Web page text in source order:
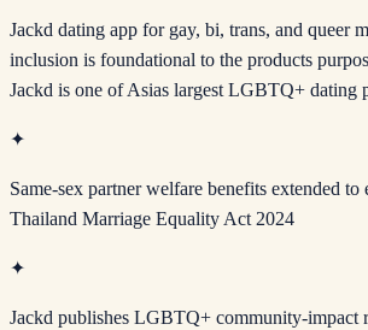
Jackd dating app for gay, bi, trans, and
inclusion is foundational to the products
Jackd is one of Asias largest LGBTQ+ dating
✦
Same-sex partner welfare benefits extended
Thailand Marriage Equality Act 2024
✦
Jackd publishes LGBTQ+ community-impact